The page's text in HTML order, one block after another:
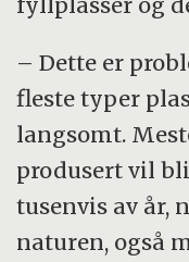
– Dette er
fleste typer
langsomt.
produsert vil
tusenvis av år,
naturen, også